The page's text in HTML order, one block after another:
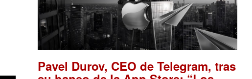
Pavel Durov, CEO de Telegram, tras